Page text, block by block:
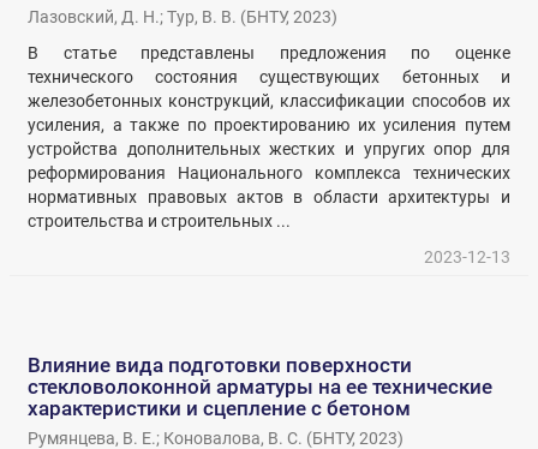
Лазовский, Д. Н.;Тур, В. В. (БНТУ,2023)
В статье представлены предложения по оценке
технического состояния существующих бетонных и
железобетонных конструкций, классификации способов их
усиления, а также по проектированию их усиления путем
устройства дополнительных жестких и упругих опор для
реформирования Национального комплекса технических
нормативных правовых актов в области архитектуры и
строительства и строительных ...
2023-12-13
Влияние вида подготовки поверхности
стекловолоконной арматуры на ее технические
характеристики и сцепление с бетоном
Румянцева, В. Е.; Коновалова, В. С. (БНТУ,2023)